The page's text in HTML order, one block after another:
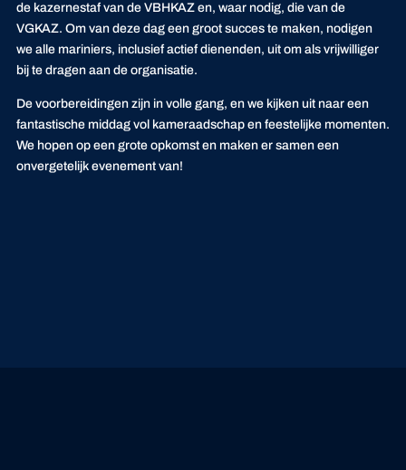
de kazernestaf van de VBHKAZ en, waar nodig, die van de
VGKAZ. Om van deze dag een groot succes te maken, nodigen
we alle mariniers, inclusief actief dienenden, uit om als vrijwilliger
bij te dragen aan de organisatie.
De voorbereidingen zijn in volle gang, en we kijken uit naar een
fantastische middag vol kameraadschap en feestelijke momenten.
We hopen op een grote opkomst en maken er samen een
onvergetelijk evenement van!